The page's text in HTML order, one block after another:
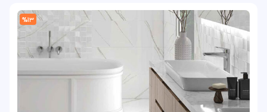
%13